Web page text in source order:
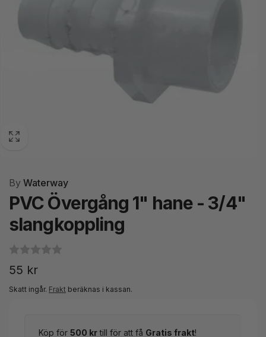
By Waterway
PVC Övergång 1" hane - 3/4"
slangkoppling
Ordinarie
pris
55 kr
Skatt ingår. Frakt beräknas i kassan.
Köp för 500 krtill för att få Gratis frakt!